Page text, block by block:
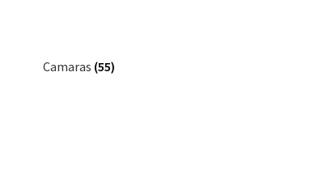
Camaras (55)